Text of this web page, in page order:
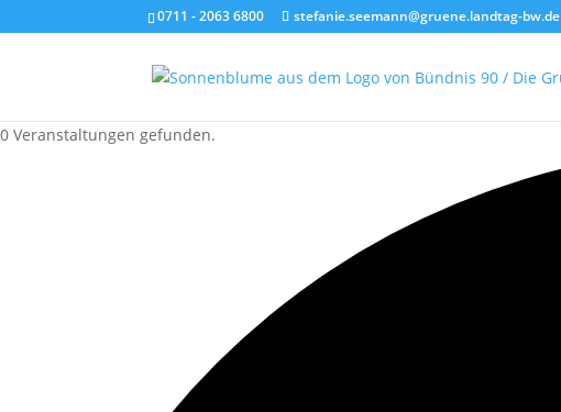
0711 - 2063 6800 stefanie.seemann@gruene.landtag-bw.de
0 Veranstaltungen gefunden.